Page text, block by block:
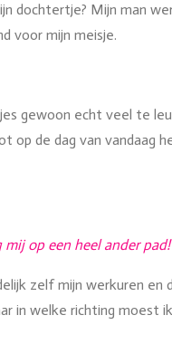
dochtertje? Mijn man
voor mijn meisje.
gewoon echt veel te
de dag van vandaag
op een heel ander pad!
zelf mijn werkuren en
in welke richting moest